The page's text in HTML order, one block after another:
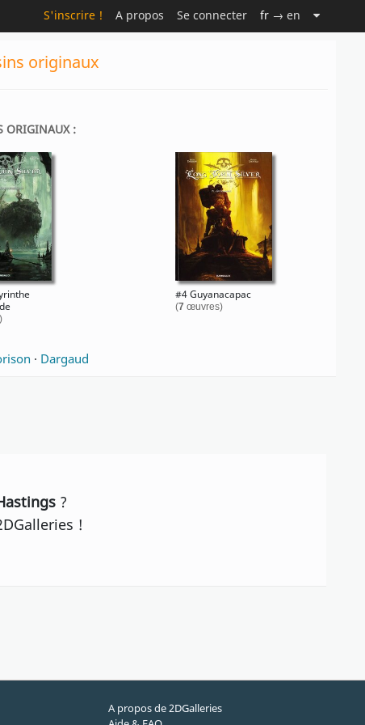
S'inscrire ! A propos Se connecter fr → en
originaux
ORIGINAUX :
#4 Guyanacapac
(7 œuvres)
· Dargaud
?
!
A propos de 2DGalleries